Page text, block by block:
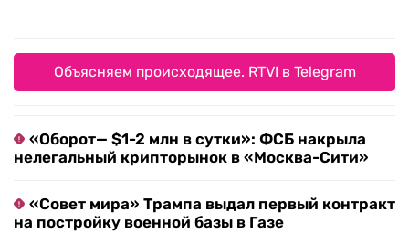
Объясняем происходящее. RTVI в Telegram
«Оборот— $1-2 млн в сутки»: ФСБ накрыла
нелегальный крипторынок в «Москва-Сити»
«Совет мира» Трампа выдал первый контракт
на постройку военной базы в Газе